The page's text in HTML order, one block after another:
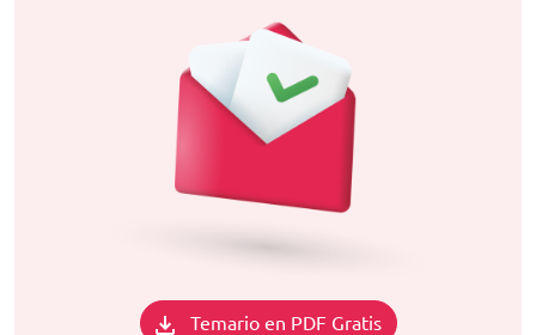
Temario en PDF Gratis